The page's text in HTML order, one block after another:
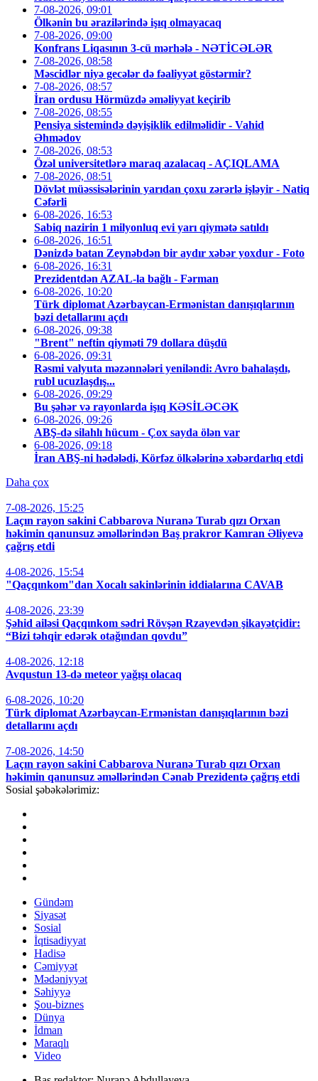
7-08-2026, 09:01
Ölkənin bu ərazilərində işıq olmayacaq
7-08-2026, 09:00
Konfrans Liqasının 3-cü mərhələ - NƏTİCƏLƏR
7-08-2026, 08:58
Məscidlər niyə gecələr də fəaliyyət göstərmir?
7-08-2026, 08:57
İran ordusu Hörmüzdə əməliyyat keçirib
7-08-2026, 08:55
Pensiya sistemində dəyişiklik edilməlidir - Vahid
Əhmədov
7-08-2026, 08:53
Özəl universitetlərə maraq azalacaq - AÇIQLAMA
7-08-2026, 08:51
Dövlət müəssisələrinin yarıdan çoxu zərərlə işləyir - Natiq
Cəfərli
6-08-2026, 16:53
Sabiq nazirin 1 milyonluq evi yarı qiymətə satıldı
6-08-2026, 16:51
Dənizdə batan Zeynəbdən bir aydır xəbər yoxdur - Foto
6-08-2026, 16:31
Prezidentdən AZAL-la bağlı - Fərman
6-08-2026, 10:20
Türk diplomat Azərbaycan-Ermənistan danışıqlarının
bəzi detallarını açdı
6-08-2026, 09:38
"Brent" neftin qiyməti 79 dollara düşdü
6-08-2026, 09:31
Rəsmi valyuta məzənnələri yeniləndi: Avro bahalaşdı,
rubl ucuzlaşdış...
6-08-2026, 09:29
Bu şəhər və rayonlarda işıq KƏSİLƏCƏK
6-08-2026, 09:26
ABŞ-də silahlı hücum - Çox sayda ölən var
6-08-2026, 09:18
İran ABŞ-ni hədələdi, Körfəz ölkələrinə xəbərdarlıq etdi
Daha çox
7-08-2026, 15:25
Laçın rayon sakini Cabbarova Nuranə Turab qızı Orxan
həkimin qanunsuz əməllərindən Baş prakror Kamran Əliyevə
çağrış etdi
4-08-2026, 15:54
"Qaçqınkom"dan Xocalı sakinlərinin iddialarına CAVAB
4-08-2026, 23:39
Şəhid ailəsi Qaçqınkom sədri Rövşən Rzayevdən şikayətçidir:
“Bizi təhqir edərək otağından qovdu”
4-08-2026, 12:18
Avqustun 13-də meteor yağışı olacaq
6-08-2026, 10:20
Türk diplomat Azərbaycan-Ermənistan danışıqlarının bəzi
detallarını açdı
7-08-2026, 14:50
Laçın rayon sakini Cabbarova Nuranə Turab qızı Orxan
həkimin qanunsuz əməllərindən Cənab Prezidentə çağrış etdi
Sosial şəbəkələrimiz:
Gündəm
Siyasət
Sosial
İqtisadiyyat
Hadisə
Cəmiyyət
Mədəniyyət
Səhiyyə
Şou-biznes
Dünya
İdman
Maraqlı
Video